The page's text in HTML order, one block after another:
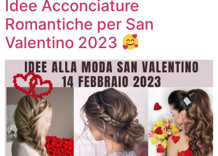
Idee Acconciature
Romantiche per San
Valentino 2023